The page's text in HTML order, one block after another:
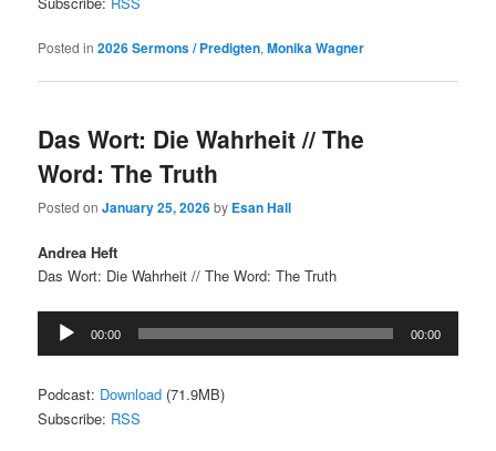
Posted in 2026 Sermons / Predigten,Monika Wagner
Das Wort: Die Wahrheit // The
Word: The Truth
Posted onJanuary 25, 2026by Esan Hall
Andrea Heft
Das Wort: Die Wahrheit // The Word: The Truth
Audio
Player
00:00 00:00
Podcast: Download (71.9MB)
Subscribe: RSS